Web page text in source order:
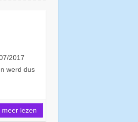
2017
werd dus
meer lezen